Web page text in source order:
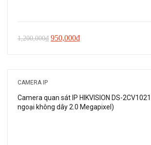
1,200,000₫ Giá
950,000₫Giá
950,000₫.
CAMERA IP
Camera quan sát IP HIKVISION DS-
ngoại không dây 2.0 Megapixel)